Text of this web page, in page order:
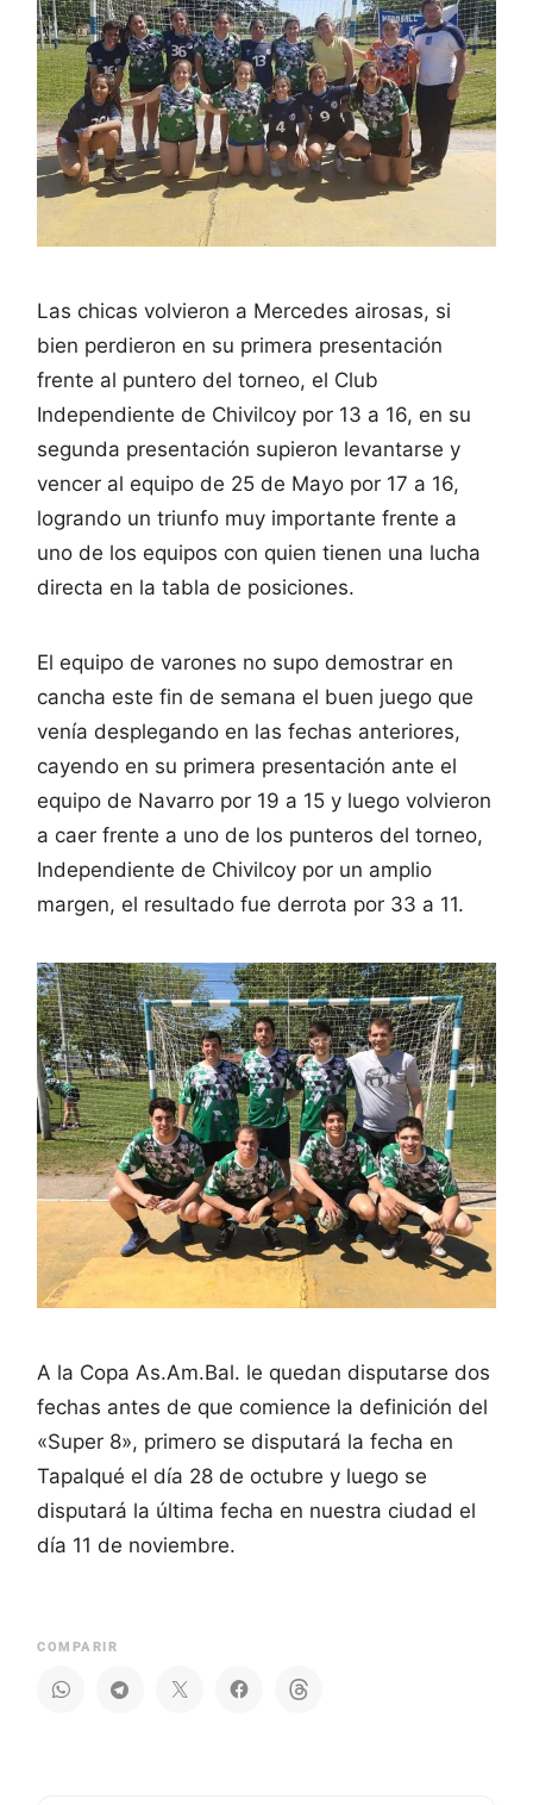
Las chicas volvieron a Mercedes airosas, si
bien perdieron en su primera presentación
frente al puntero del torneo, el Club
Independiente de Chivilcoy por 13 a 16, en su
segunda presentación supieron levantarse y
vencer al equipo de 25 de Mayo por 17 a 16,
logrando un triunfo muy importante frente a
uno de los equipos con quien tienen una lucha
directa en la tabla de posiciones.
El equipo de varones no supo demostrar en
cancha este fin de semana el buen juego que
venía desplegando en las fechas anteriores,
cayendo en su primera presentación ante el
equipo de Navarro por 19 a 15 y luego volvieron
a caer frente a uno de los punteros del torneo,
Independiente de Chivilcoy por un amplio
margen, el resultado fue derrota por 33 a 11.
A la Copa As.Am.Bal. le quedan disputarse dos
fechas antes de que comience la definición del
«Super 8», primero se disputará la fecha en
Tapalqué el día 28 de octubre y luego se
disputará la última fecha en nuestra ciudad el
día 11 de noviembre.
COMPARIR